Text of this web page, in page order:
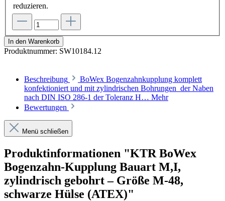
reduzieren.
In den Warenkorb
Produktnummer: SW10184.12
Beschreibung
BoWex Bogenzahnkupplung komplett
konfektioniert und mit zylindrischen Bohrungen der Naben
nach DIN ISO 286-1 der Toleranz H… Mehr
Bewertungen
Menü schließen
Produktinformationen "KTR BoWex
Bogenzahn-Kupplung Bauart M,I,
zylindrisch gebohrt – Größe M-48,
schwarze Hülse (ATEX)"